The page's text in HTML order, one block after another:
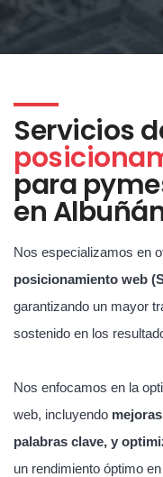
Servicios
para
en
Nos especializamos en
posicionamiento web
garantizando un mayor
sostenido en los
Nos enfocamos en la
web, incluyendo
palabras clave, y
un rendimiento óptimo